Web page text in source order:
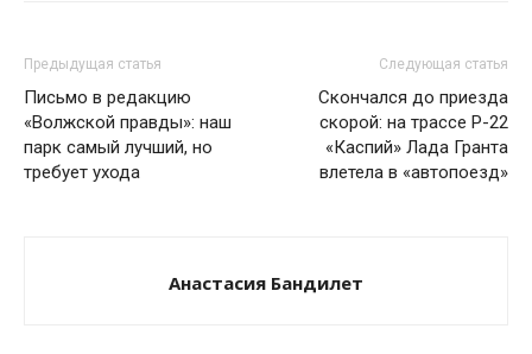
Предыдущая статья
Письмо в редакцию
«Волжской правды»: наш
парк самый лучший, но
требует ухода
Следующая статья
Скончался до приезда
скорой: на трассе Р-22
«Каспий» Лада Гранта
влетела в «автопоезд»
Анастасия Бандилет